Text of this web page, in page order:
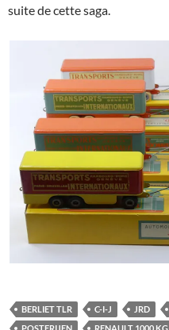
suite de cette saga.
BERLIET TLR C-I-J JRD